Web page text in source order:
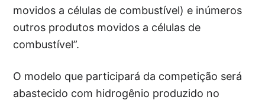
movidos a células de combustível) e inúmeros
outros produtos movidos a células de
combustível”.
O modelo que participará da competição será
abastecido com hidrogênio produzido no